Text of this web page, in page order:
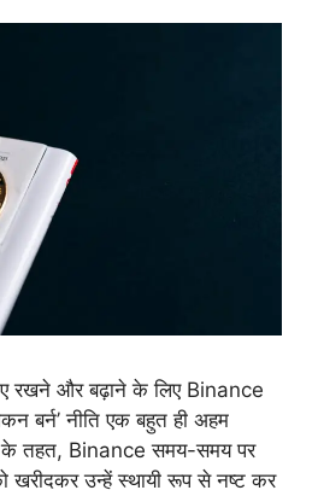
रखने और बढ़ाने के लिए Binance
बर्न’ नीति एक बहुत ही अहम
के तहत, Binance समय-समय पर
खरीदकर उन्हें स्थायी रूप से नष्ट कर